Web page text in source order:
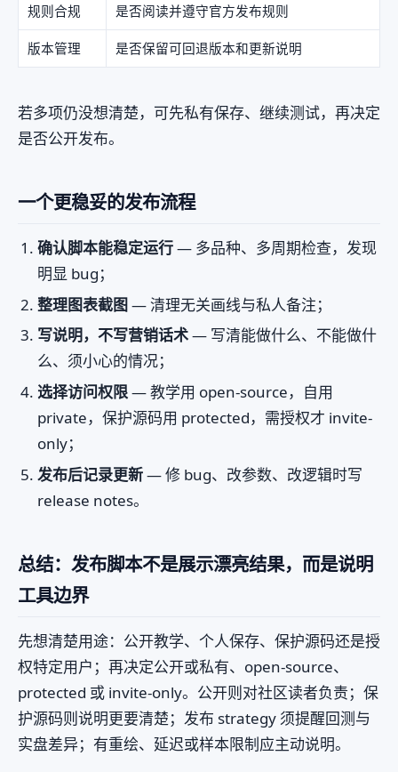
规则合规 是否阅读并遵守官方发布规则
版本管理 是否保留可回退版本和更新说明
若多项仍没想清楚，可先私有保存、继续测试，再决定
是否公开发布。
一个更稳妥的发布流程
确认脚本能稳定运行— 多品种、多周期检查，发现
明显 bug；
整理图表截图 — 清理无关画线与私人备注；
写说明，不写营销话术— 写清能做什么、不能做什
么、须小心的情况；
选择访问权限— 教学用 open-source，自用
private，保护源码用 protected，需授权才 invite-
only；
发布后记录更新— 修 bug、改参数、改逻辑时写
release notes。
总结：发布脚本不是展示漂亮结果，而是说明
工具边界
先想清楚用途：公开教学、个人保存、保护源码还是授
权特定用户；再决定公开或私有、open-source、
protected 或 invite-only。公开则对社区读者负责；保
护源码则说明更要清楚；发布 strategy 须提醒回测与
实盘差异；有重绘、延迟或样本限制应主动说明。